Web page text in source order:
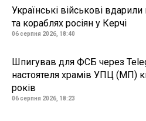
Українські військові
та кораблях росіян у Керчі
06 серпня 2026, 18:40
Шпигував для ФСБ через
настоятеля храмів УПЦ (МП)
років
06 серпня 2026, 18:23